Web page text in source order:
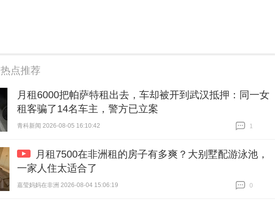
热点推荐
月租6000把帕萨特租出去，车却被开到武汉抵押：同一女
租客骗了14名车主，警方已立案
青科新闻 2026-08-05 16:10:42
1
月租7500在非洲租的房子有多爽？大别墅配游泳池，
一家人住太适合了
嘉莹妈妈在非洲 2026-08-04 15:06:19
0